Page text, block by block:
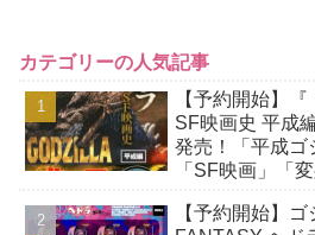
カテゴリーの人気記事
【予約開始】
SF映画史 平成
発売！「平成ゴ
「SF映画」「
【予約開始】